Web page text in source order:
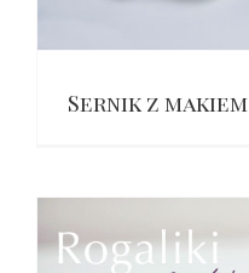
Sernik z makiem